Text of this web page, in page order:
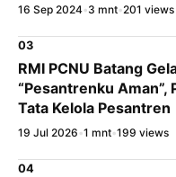
16 Sep 2024•3 mnt•201 views
03
RMI PCNU Batang
“Pesantrenku Aman”,
Tata Kelola Pesantren
19 Jul 2026 •1 mnt•199 views
04